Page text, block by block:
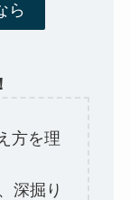
ら
方を理
深掘り